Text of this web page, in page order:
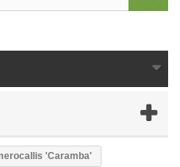
'Caramba'